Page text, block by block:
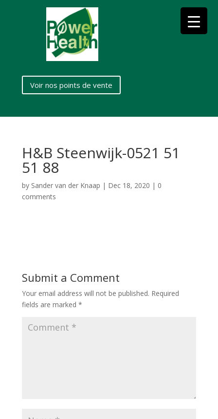
Voir nos points de vente
H&B Steenwijk-0521 51
51 88
by Sander van der Knaap | Dec 18, 2020 | 0
comments
Submit a Comment
Your email address will not be published. Required
fields are marked *